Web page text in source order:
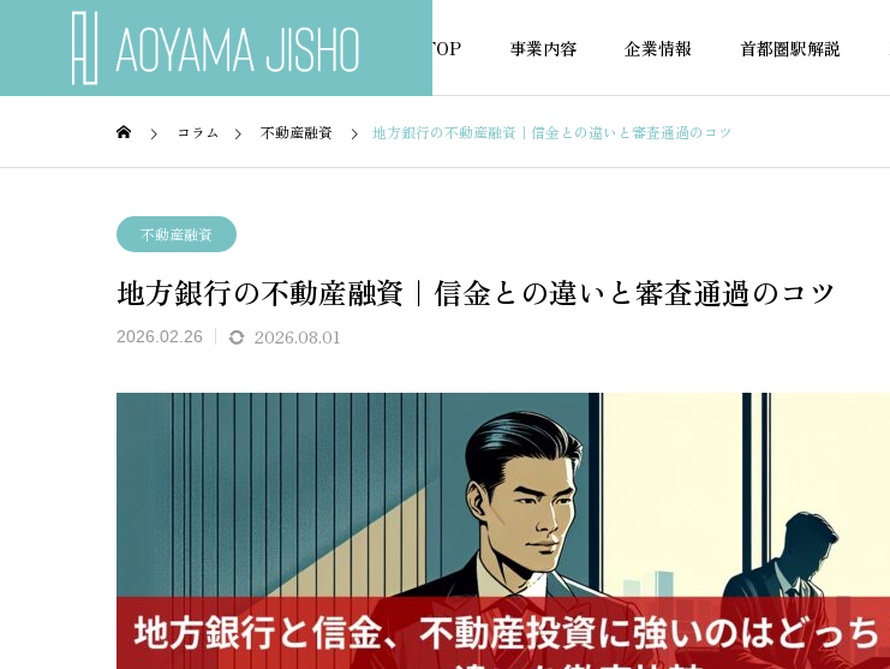
TOP 事業内容 企業情報 首都圏駅解説
NEWS
お知らせ
借地権付き物件で住宅ローン
は通る？対応金融機関を徹底
解説
コラム 不動産融資 地方銀行の不動産融資｜信金との違いと審査通過のコツ
不動産融資
地方銀行の不動産融資｜信金との違いと審査通過のコツ
2026.02.26 2026.08.01